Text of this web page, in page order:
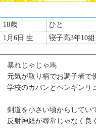
18歳
ひと
1月6日 生
寝子高3年10
暴れじゃじゃ馬
元気が取り柄でお調子者で
学校のカバンとペンギンリ
剣道を小さい頃からしてい
反射神経が尋常じゃなく良